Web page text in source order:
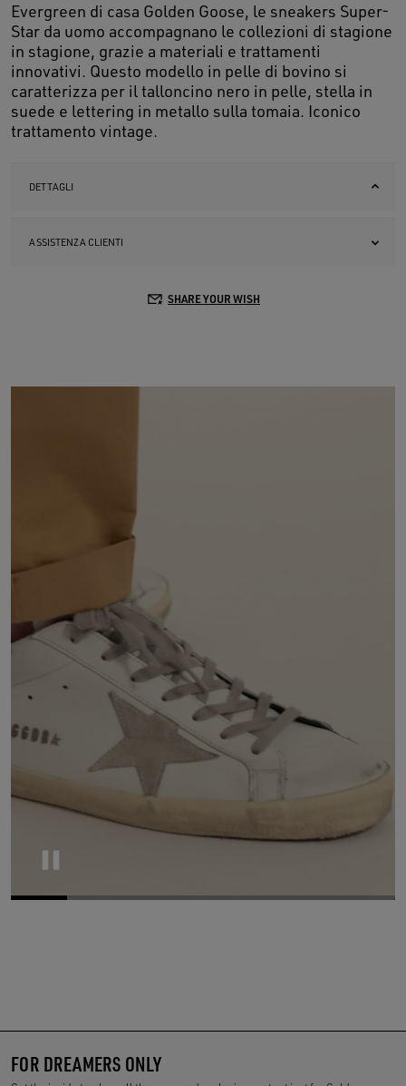
Evergreen di casa Golden Goose, le sneakers Super-
Star da uomo accompagnano le collezioni di stagione
in stagione, grazie a materiali e trattamenti
innovativi. Questo modello in pelle di bovino si
caratterizza per il talloncino nero in pelle, stella in
suede e lettering in metallo sulla tomaia. Iconico
trattamento vintage.
DETTAGLI
ASSISTENZA CLIENTI
SHARE YOUR WISH
FOR DREAMERS ONLY